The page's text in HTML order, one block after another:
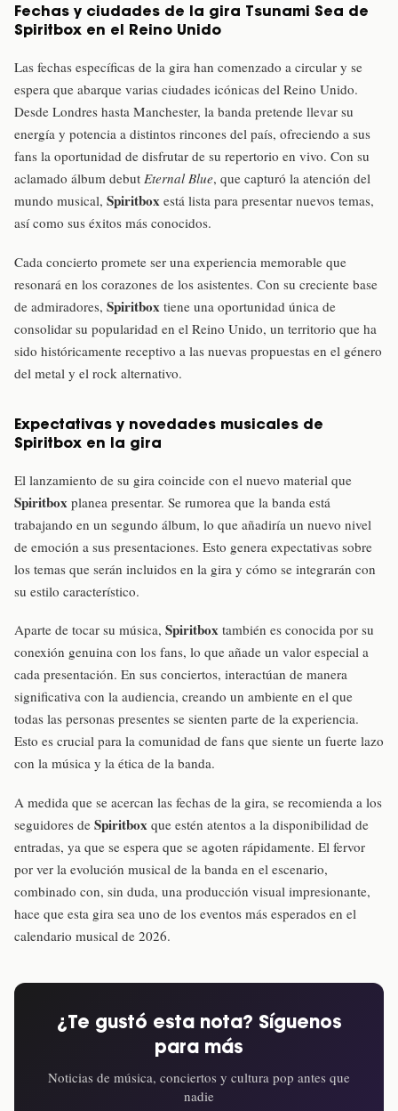
Fechas y ciudades de la gira Tsunami Sea de
Spiritbox en el Reino Unido
Las fechas específicas de la gira han comenzado a circular y se
espera que abarque varias ciudades icónicas del Reino Unido.
Desde Londres hasta Manchester, la banda pretende llevar su
energía y potencia a distintos rincones del país, ofreciendo a sus
fans la oportunidad de disfrutar de su repertorio en vivo. Con su
aclamado álbum debut Eternal Blue, que capturó la atención del
mundo musical, Spiritbox está lista para presentar nuevos temas,
así como sus éxitos más conocidos.
Cada concierto promete ser una experiencia memorable que
resonará en los corazones de los asistentes. Con su creciente base
de admiradores, Spiritbox tiene una oportunidad única de
consolidar su popularidad en el Reino Unido, un territorio que ha
sido históricamente receptivo a las nuevas propuestas en el género
del metal y el rock alternativo.
Expectativas y novedades musicales de
Spiritbox en la gira
El lanzamiento de su gira coincide con el nuevo material que
Spiritbox planea presentar. Se rumorea que la banda está
trabajando en un segundo álbum, lo que añadiría un nuevo nivel
de emoción a sus presentaciones. Esto genera expectativas sobre
los temas que serán incluidos en la gira y cómo se integrarán con
su estilo característico.
Aparte de tocar su música, Spiritbox también es conocida por su
conexión genuina con los fans, lo que añade un valor especial a
cada presentación. En sus conciertos, interactúan de manera
significativa con la audiencia, creando un ambiente en el que
todas las personas presentes se sienten parte de la experiencia.
Esto es crucial para la comunidad de fans que siente un fuerte lazo
con la música y la ética de la banda.
A medida que se acercan las fechas de la gira, se recomienda a los
seguidores de Spiritbox que estén atentos a la disponibilidad de
entradas, ya que se espera que se agoten rápidamente. El fervor
por ver la evolución musical de la banda en el escenario,
combinado con, sin duda, una producción visual impresionante,
hace que esta gira sea uno de los eventos más esperados en el
calendario musical de 2026.
¿Te gustó esta nota? Síguenos
para más
Noticias de música, conciertos y cultura pop antes que
nadie